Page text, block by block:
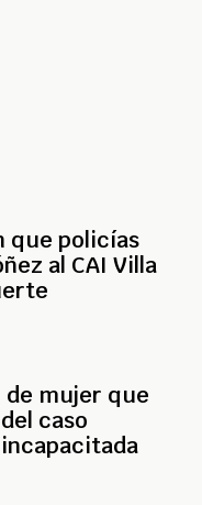
que policías
al CAI Villa
mujer que
caso